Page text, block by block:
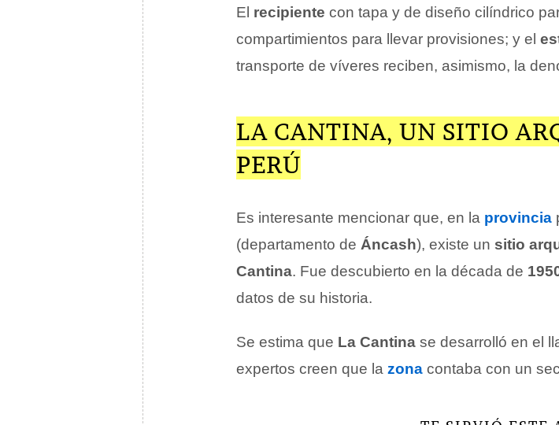
El recipiente con tapa y de diseño cilíndrico
compartimientos para llevar provisiones; y el
transporte de víveres reciben, asimismo, la
LA CANTINA, UN SITIO
PERÚ
Es interesante mencionar que, en la provincia
(departamento de Áncash), existe un sitio
Cantina. Fue descubierto en la década de
datos de su historia.
Se estima que La Cantina se desarrolló en el
expertos creen que la zona contaba con un